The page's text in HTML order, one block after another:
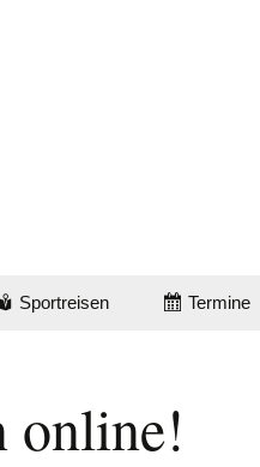
Sportreisen
2027
Termine
online!